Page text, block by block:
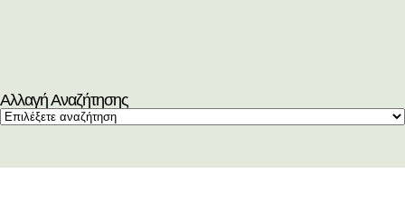
Αλλαγή Αναζήτησης